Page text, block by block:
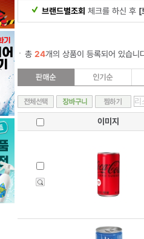
브랜드별조회 체크를 하신 후 [
총 24개의 상품이 등록되어 있습니
이미지